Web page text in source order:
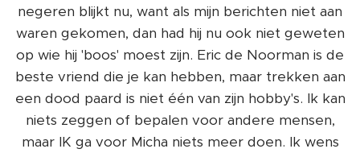
negeren blijkt nu, want als mijn berichten niet aan
waren gekomen, dan had hij nu ook niet geweten
op wie hij 'boos' moest zijn. Eric de Noorman is de
beste vriend die je kan hebben, maar trekken aan
een dood paard is niet één van zijn hobby's. Ik kan
niets zeggen of bepalen voor andere mensen,
maar IK ga voor Micha niets meer doen. Ik wens